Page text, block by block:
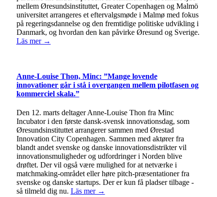
mellem Øresundsinstituttet, Greater Copenhagen og Malmö
universitet arrangeres et eftervalgsmøde i Malmø med fokus
på regeringsdannelse og den fremtidige politiske udvikling i
Danmark, og hvordan den kan påvirke Øresund og Sverige.
Läs mer →
Anne-Louise Thon, Minc: ”Mange lovende
innovationer går i stå i overgangen mellem pilotfasen og
kommerciel skala.”
Den 12. marts deltager Anne-Louise Thon fra Minc
Incubator i den første dansk-svensk innovationsdag, som
Øresundsinstituttet arrangerer sammen med Ørestad
Innovation City Copenhagen. Sammen med aktører fra
blandt andet svenske og danske innovationsdistrikter vil
innovationsmuligheder og udfordringer i Norden blive
drøftet. Der vil også være mulighed for at netværke i
matchmaking-området eller høre pitch-præsentationer fra
svenske og danske startups. Der er kun få pladser tilbage -
så tilmeld dig nu. Läs mer →